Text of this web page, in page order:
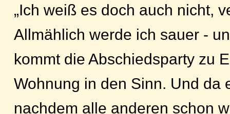
„Ich weiß es doch auch nicht,
Allmählich werde ich sauer -
kommt die Abschiedsparty zu
Wohnung in den Sinn. Und da
nachdem alle anderen schon